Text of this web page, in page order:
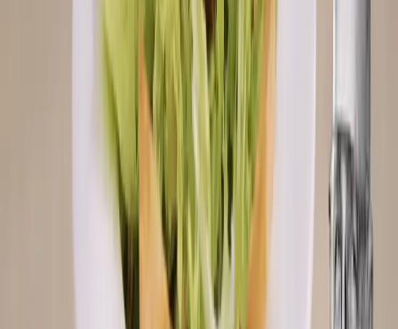
Žemľu pokrájajte na tenké plátky s hrúbkou asi 2 mm a opečte v
rúre na funkcii gril. Akonáhle začnú plátky zlatnúť, vyberte ich z
Každý Sedlčanský Hermelín zabalte do 2 plátkov šunky. V panvici
rozohrejte olej a obalený syr v ňom pozvoľna opečte dozlatista,
zhruba 3 minúty z každej strany.
Spustiť časovač (3 min)
Hotový syr mierne okoreňte a servírujte s opečenými plátkami